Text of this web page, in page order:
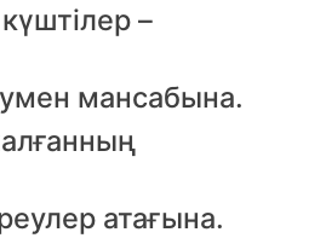
–
мансабына.
атағына.